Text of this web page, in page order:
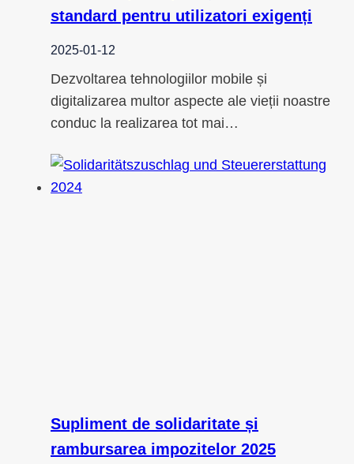
standard pentru utilizatori exigenți
2025-01-12
Dezvoltarea tehnologiilor mobile și
digitalizarea multor aspecte ale vieții noastre
conduc la realizarea tot mai…
Supliment de solidaritate și
rambursarea impozitelor 2025